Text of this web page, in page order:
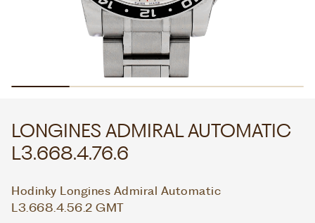
WHATSAPP VIBER
VOLEJTE 9:00–18:00 +420 775 138 346
LONGINES ADMIRAL AUTOMATIC
L3.668.4.76.6
Hodinky Longines Admiral Automatic
L3.668.4.56.2 GMT